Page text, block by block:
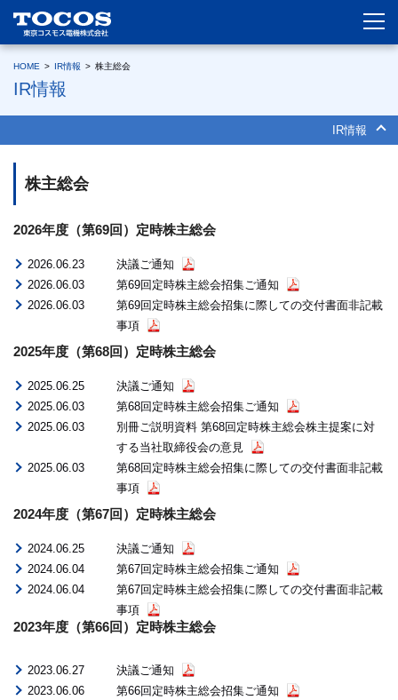
HOME > IR情報 > 株主総会
IR情報
IR情報
株主総会
2026年度（第69回）定時株主総会
2026.06.23
決議ご通知
2026.06.03
第69回定時株主総会招集ご通知
2026.06.03
第69回定時株主総会招集に際しての交付書面非記載
事項
2025年度（第68回）定時株主総会
2025.06.25
決議ご通知
2025.06.03
第68回定時株主総会招集ご通知
2025.06.03
別冊ご説明資料 第68回定時株主総会株主提案に対
する当社取締役会の意見
2025.06.03
第68回定時株主総会招集に際しての交付書面非記載
事項
2024年度（第67回）定時株主総会
2024.06.25
決議ご通知
2024.06.04
第67回定時株主総会招集ご通知
2024.06.04
第67回定時株主総会招集に際しての交付書面非記載
事項
2023年度（第66回）定時株主総会
2023.06.27
決議ご通知
2023.06.06
第66回定時株主総会招集ご通知